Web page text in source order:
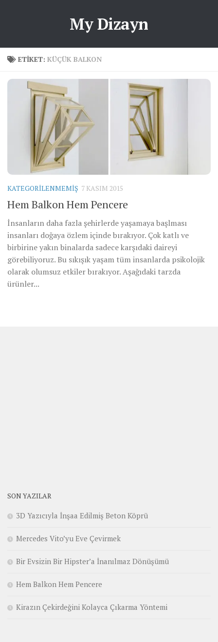
My Dizayn
ETIKET: KÜÇÜK BALKON
KATEGORILENMEMIŞ 7 KASIM 2015
Hem Balkon Hem Pencere
İnsanların daha fazla şehirlerde yaşamaya başlması
insanları doğaya özlem içinde bırakıyor. Çok katlı ve
birbirine yakın binalarda sadece karşıdaki daireyi
görebiliyoruz. Bu sıkışık yaşam tüm insanlarda psikolojik
olarak olumsuz etkiler bırakıyor. Aşağıdaki tarzda
ürünler...
SON YAZILAR
3D Yazıcıyla İnşaa Edilmiş Beton Köprü
Mercedes Vito’yu Eve Çevirmek
Bir Evsizin Bir Hipster’a İnanılmaz Dönüşümü
Hem Balkon Hem Pencere
Kirazın Çekirdeğini Kolayca Çıkarma Yöntemi